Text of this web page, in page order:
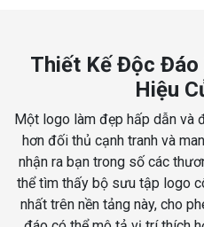
Thiết Kế Độc
Hiệu
Một logo làm đẹp hấp dẫn và
hơn đối thủ cạnh tranh và
nhận ra bạn trong số các
thể tìm thấy bộ sưu tập logo
nhất trên nền tảng này, cho